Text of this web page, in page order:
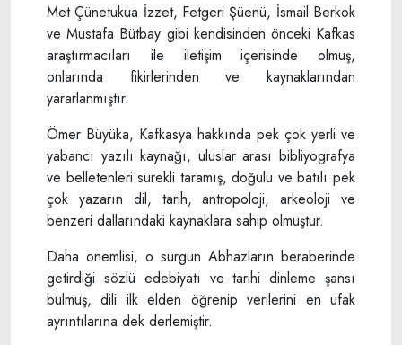
Met Çünetukua İzzet, Fetgeri Şüenü, İsmail Berkok
ve Mustafa Bütbay gibi kendisinden önceki Kafkas
araştırmacıları ile iletişim içerisinde olmuş,
onlarında fikirlerinden ve kaynaklarından
yararlanmıştır.
Ömer Büyüka, Kafkasya hakkında pek çok yerli ve
yabancı yazılı kaynağı, uluslar arası bibliyografya
ve belletenleri sürekli taramış, doğulu ve batılı pek
çok yazarın dil, tarih, antropoloji, arkeoloji ve
benzeri dallarındaki kaynaklara sahip olmuştur.
Daha önemlisi, o sürgün Abhazların beraberinde
getirdiği sözlü edebiyatı ve tarihi dinleme şansı
bulmuş, dili ilk elden öğrenip verilerini en ufak
ayrıntılarına dek derlemiştir.